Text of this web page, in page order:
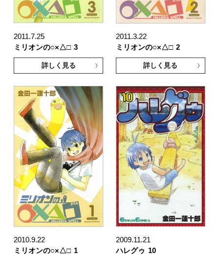
2011.7.25
ミリオンの○×△□ 3
詳しく見る
2011.3.22
ミリオンの○×△□ 2
詳しく見る
2010.9.22
ミリオンの○×△□ 1
2009.11.21
ハレグゥ 10